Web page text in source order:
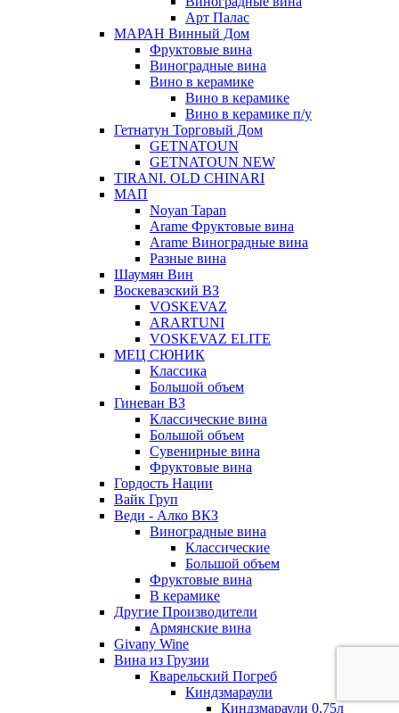
Арт Палас
МАРАН Винный Дом
Фруктовые вина
Виноградные вина
Вино в керамике
Вино в керамике
Вино в керамике п/у
Гетнатун Торговый Дом
GETNATOUN
GETNATOUN NEW
TIRANI. OLD CHINARI
МАП
Noyan Tapan
Arame Фруктовые вина
Arame Виноградные вина
Разные вина
Шаумян Вин
Воскевазский ВЗ
VOSKEVAZ
ARARTUNI
VOSKEVAZ ELITE
МЕЦ СЮНИК
Классика
Большой объем
Гиневан ВЗ
Классические вина
Большой объем
Сувенирные вина
Фруктовые вина
Гордость Нации
Вайк Груп
Веди - Алко ВКЗ
Виноградные вина
Классические
Большой объем
Фруктовые вина
В керамике
Другие Производители
Армянские вина
Givany Wine
Вина из Грузии
Кварельский Погреб
Киндзмараули
Киндзмараули 0,75л